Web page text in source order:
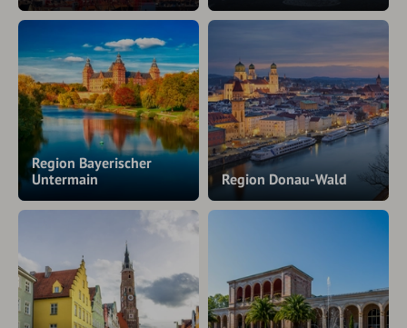
Region Bayerischer
Untermain
Region Donau-Wald